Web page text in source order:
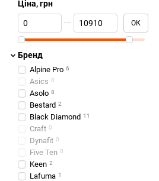
Ціна, грн
Від Ціна, грн
До Ціна, грн ОК
Бренд
Alpine Pro 6
Asics 0
Asolo 8
Bestard 2
Black Diamond 11
Craft 0
Dynafit 0
Five Ten 0
Keen 2
Lafuma 1